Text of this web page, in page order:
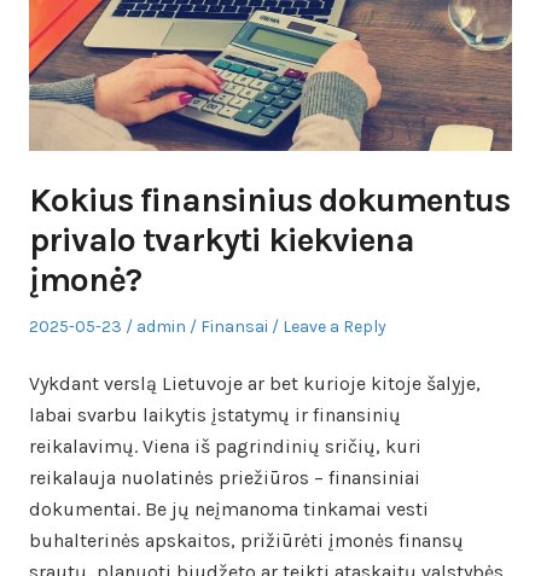
Kokius finansinius dokumentus
privalo tvarkyti kiekviena
įmonė?
Posted
2025-05-23 Author
admin
Posted
Finansai Leave a Reply
Vykdant verslą Lietuvoje ar bet kurioje kitoje šalyje,
labai svarbu laikytis įstatymų ir finansinių
reikalavimų. Viena iš pagrindinių sričių, kuri
reikalauja nuolatinės priežiūros – finansiniai
dokumentai. Be jų neįmanoma tinkamai vesti
buhalterinės apskaitos, prižiūrėti įmonės finansų